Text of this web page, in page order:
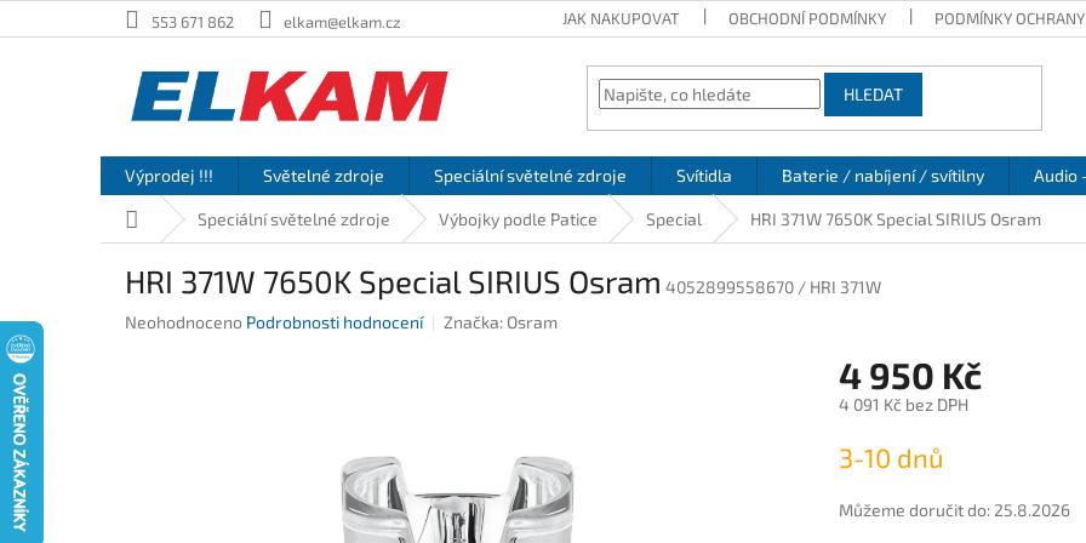
na
553 671 862 elkam@elkam.cz JAK NAKUPOVAT OBCHODNÍ PODMÍNKY PODMÍNKY OCHRANY
HLEDAT
Výprodej !!! Světelné zdroje Speciální světelné zdroje Svítidla Baterie / nabíjení / svítilny Audio
Domů Speciální světelné zdroje Výbojky podle Patice Special HRI 371W 7650K Special SIRIUS Osram
HRI 371W 7650K Special SIRIUS Osram 4052899558670 / HRI 371W
Průměrné
Neohodnoceno Podrobnosti hodnocení Značka: Osram
4 950 Kč
4 091 Kč bez DPH
cena:
3-10 dnů
Můžeme doručit do:25.8.2026